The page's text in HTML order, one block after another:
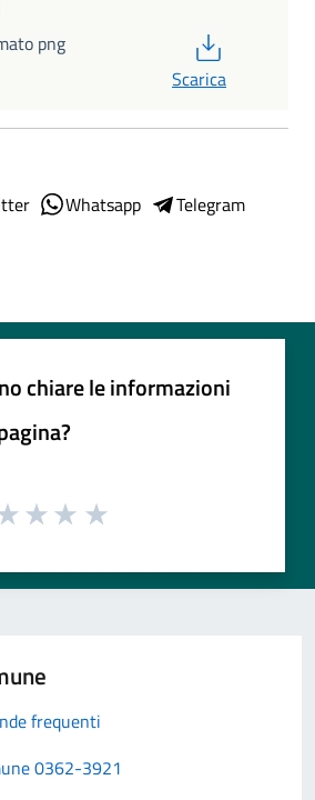
png
Scarica
Whatsapp
Telegram
chiare le informazioni
frequenti
0362-3921